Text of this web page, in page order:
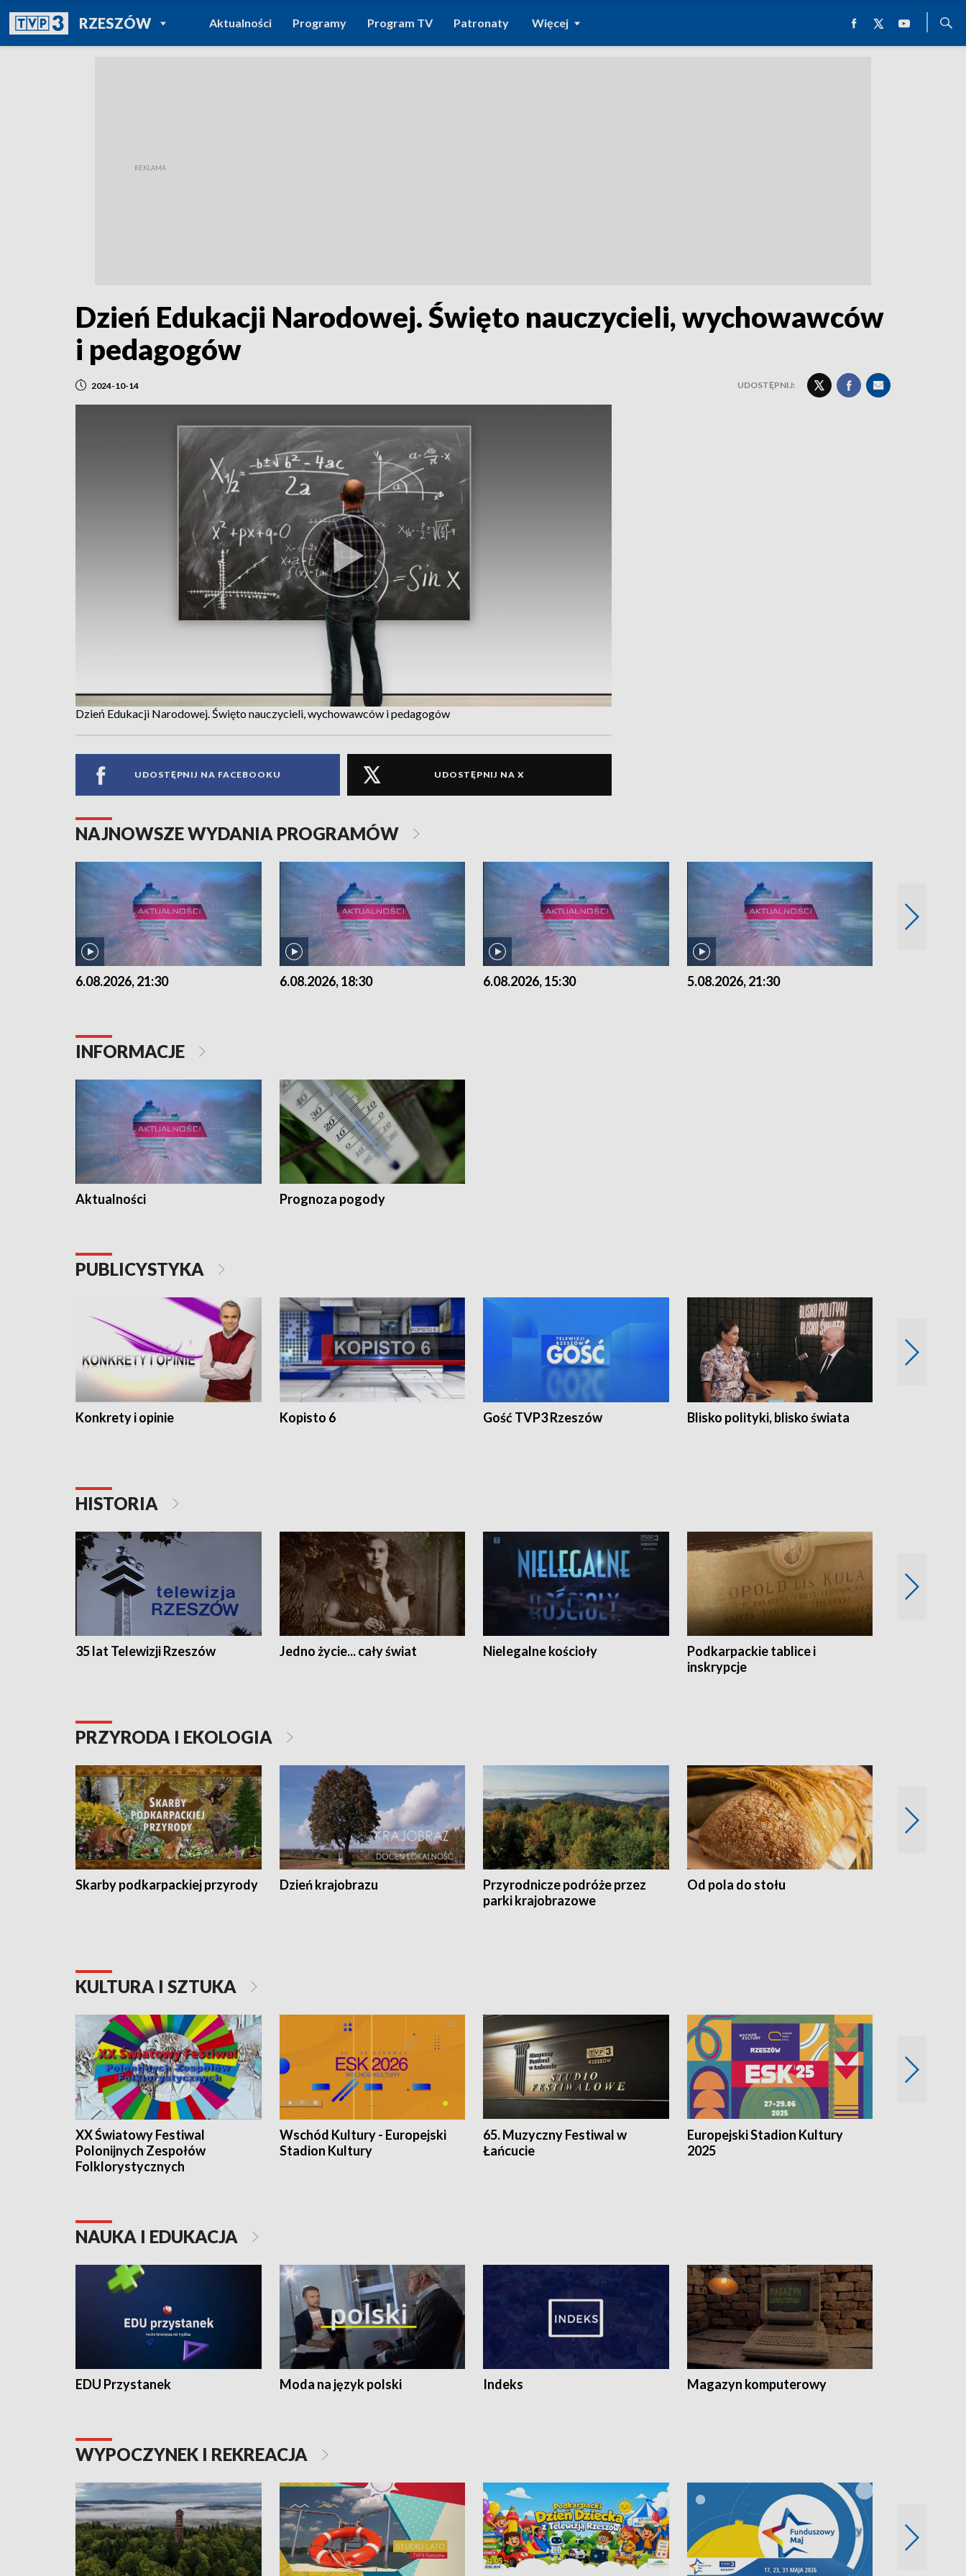
RZESZÓWPOWRÓT DO
TVP REGIONY
Aktualności Programy Program TV Patronaty Więcej
Dzień Edukacji Narodowej. Święto nauczycieli, wychowawców
i pedagogów
2024-10-14 UDOSTĘPNIJ:
Dzień Edukacji Narodowej. Święto nauczycieli, wychowawców i pedagogów
UDOSTĘPNIJ NA FACEBOOKU UDOSTĘPNIJ NA X
NAJNOWSZE WYDANIA PROGRAMÓW
6.08.2026, 21:30 6.08.2026, 18:30 6.08.2026, 15:30 5.08.2026, 21:30
INFORMACJE
Aktualności Prognoza pogody
PUBLICYSTYKA
Konkrety i opinie Kopisto 6 Gość TVP3 Rzeszów Blisko polityki, blisko świata
HISTORIA
35 lat Telewizji Rzeszów Jedno życie... cały świat Nielegalne kościoły
Podkarpackie tablice i
inskrypcje
PRZYRODA I EKOLOGIA
Skarby podkarpackiej przyrody Dzień krajobrazu
Przyrodnicze podróże przez
parki krajobrazowe
Od pola do stołu
KULTURA I SZTUKA
XX Światowy Festiwal
Polonijnych Zespołów
Folklorystycznych
Wschód Kultury - Europejski
Stadion Kultury
65. Muzyczny Festiwal w
Łańcucie
Europejski Stadion Kultury
2025
NAUKA I EDUKACJA
EDU Przystanek Moda na język polski Indeks Magazyn komputerowy
WYPOCZYNEK I REKREACJA